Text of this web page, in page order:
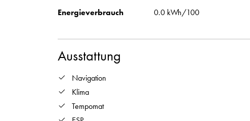
Energieverbrauch 0.0 kWh/100
Ausstattung
Navigation
Klima
Tempomat